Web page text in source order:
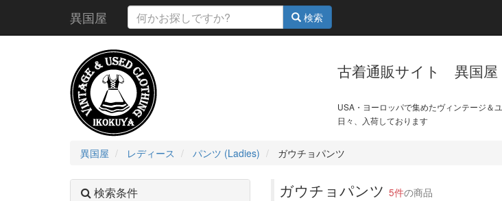
異国屋 検索
古着通販サイト 異国屋
USA・ヨーロッパで集めたヴィンテージ＆
日々、入荷しております
異国屋 レディース パンツ (Ladies) ガウチョパンツ
ガウチョパンツ 5件の商品
検索条件